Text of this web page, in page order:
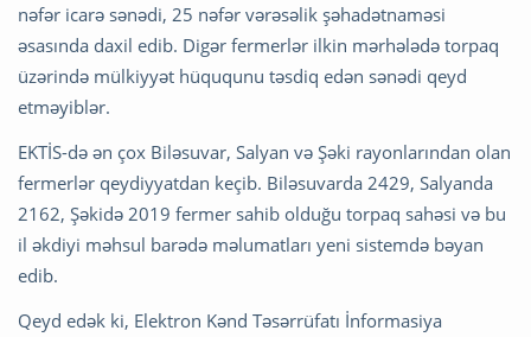
nəfər icarə sənədi, 25 nəfər vərəsəlik şəhadətnaməsi
əsasında daxil edib. Digər fermerlər ilkin mərhələdə torpaq
üzərində mülkiyyət hüququnu təsdiq edən sənədi qeyd
etməyiblər.
EKTİS-də ən çox Biləsuvar, Salyan və Şəki rayonlarından olan
fermerlər qeydiyyatdan keçib. Biləsuvarda 2429, Salyanda
2162, Şəkidə 2019 fermer sahib olduğu torpaq sahəsi və bu
il əkdiyi məhsul barədə məlumatları yeni sistemdə bəyan
edib.
Qeyd edək ki, Elektron Kənd Təsərrüfatı İnformasiya